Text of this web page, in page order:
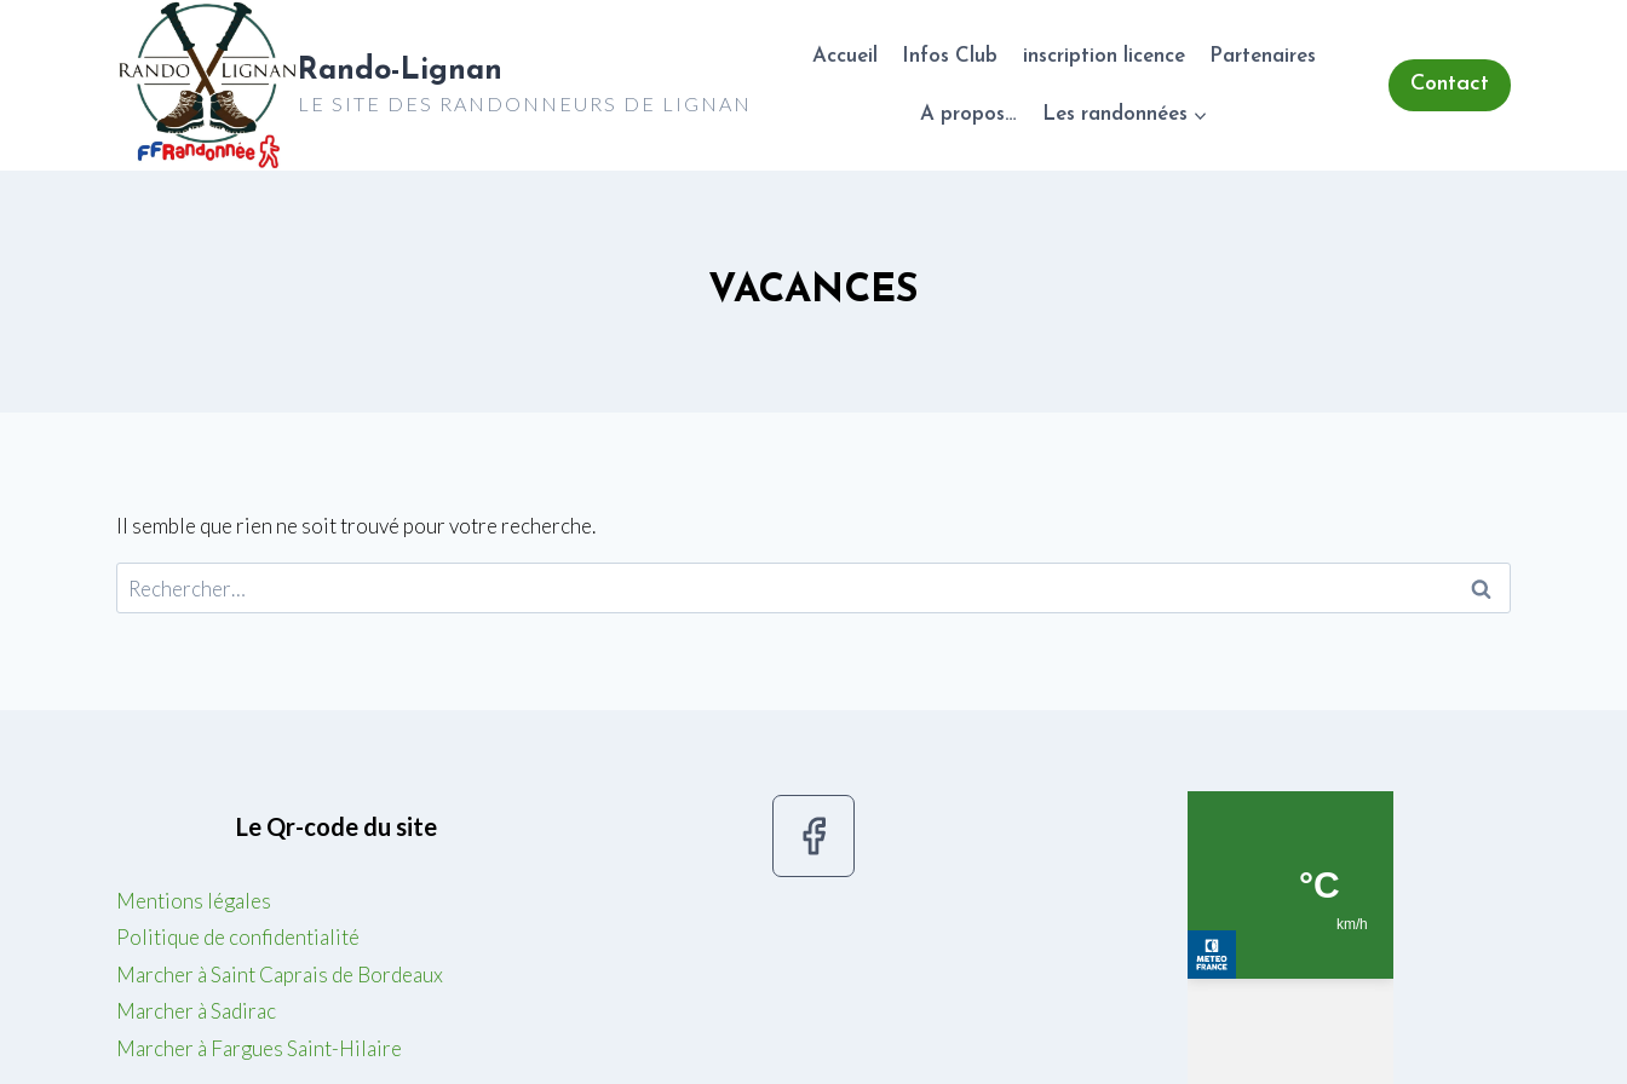
Rando-Lignan
LE SITE DES RANDONNEURS DE LIGNAN
Accueil Infos Club inscription licence Partenaires
A propos… Les randonnées
Contact
VACANCES
Il semble que rien ne soit trouvé pour votre recherche.
Rechercher :
Le Qr-code du site
Mentions légales
Politique de confidentialité
Marcher à Saint Caprais de Bordeaux
Marcher à Sadirac
Marcher à Fargues Saint-Hilaire